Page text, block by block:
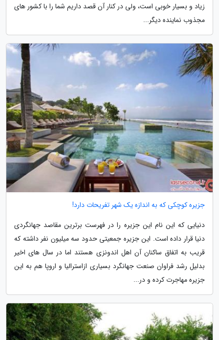
زیاد و بسیار خوبی است، ولی در کنار آن قصد داریم شما را با کشور های
مجذوب نماینده دیگر...
جزیره کوچکی که به اندازه یک شهر تفریحات دارد!
دنیایی که این نام این جزیره را در فهرست برترین مقاصد جهانگردی
دنیا قرار داده است. این جزیره جمعیتی حدود سه میلیون نفر داشته که
قریب به اتفاق ساکنان آن اهل اندونزی هستند اما در سال های اخیر
بدلیل رشد فراوان صنعت جهانگرد بسیاری ازاسترالیا و اروپا هم به این
جزیره مهاجرت کرده و در...